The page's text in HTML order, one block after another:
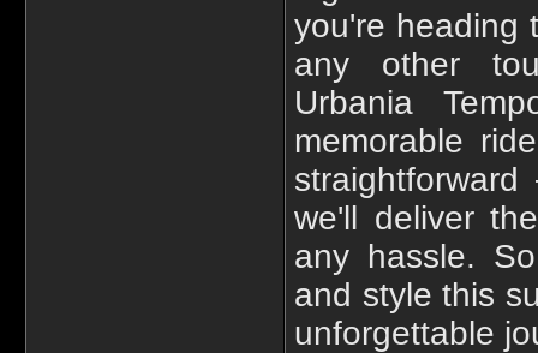
you're heading
any other
Urbania
memorable
we'll deliver
any hassle.
and style this
unforgettable